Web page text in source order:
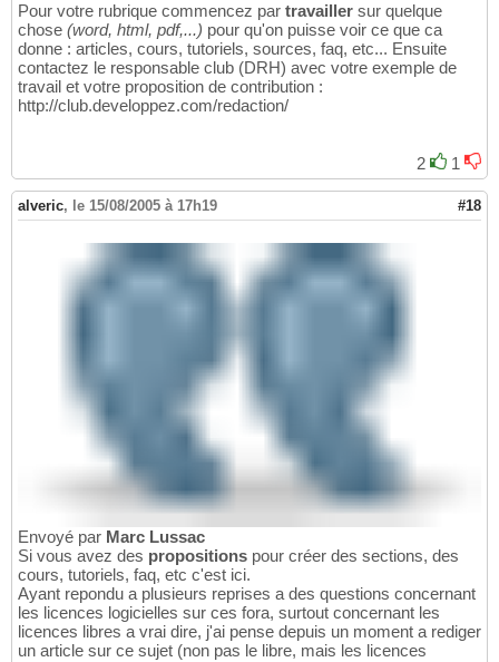
Pour votre rubrique commencez par travailler sur quelque
chose (word, html, pdf,...) pour qu'on puisse voir ce que ca
donne : articles, cours, tutoriels, sources, faq, etc... Ensuite
contactez le responsable club (DRH) avec votre exemple de
travail et votre proposition de contribution :
http://club.developpez.com/redaction/
2 1
alveric, le 15/08/2005 à 17h19 #18
Envoyé par Marc Lussac
Si vous avez des propositions pour créer des sections, des
cours, tutoriels, faq, etc c'est ici.
Ayant repondu a plusieurs reprises a des questions concernant
les licences logicielles sur ces fora, surtout concernant les
licences libres a vrai dire, j'ai pense depuis un moment a rediger
un article sur ce sujet (non pas le libre, mais les licences